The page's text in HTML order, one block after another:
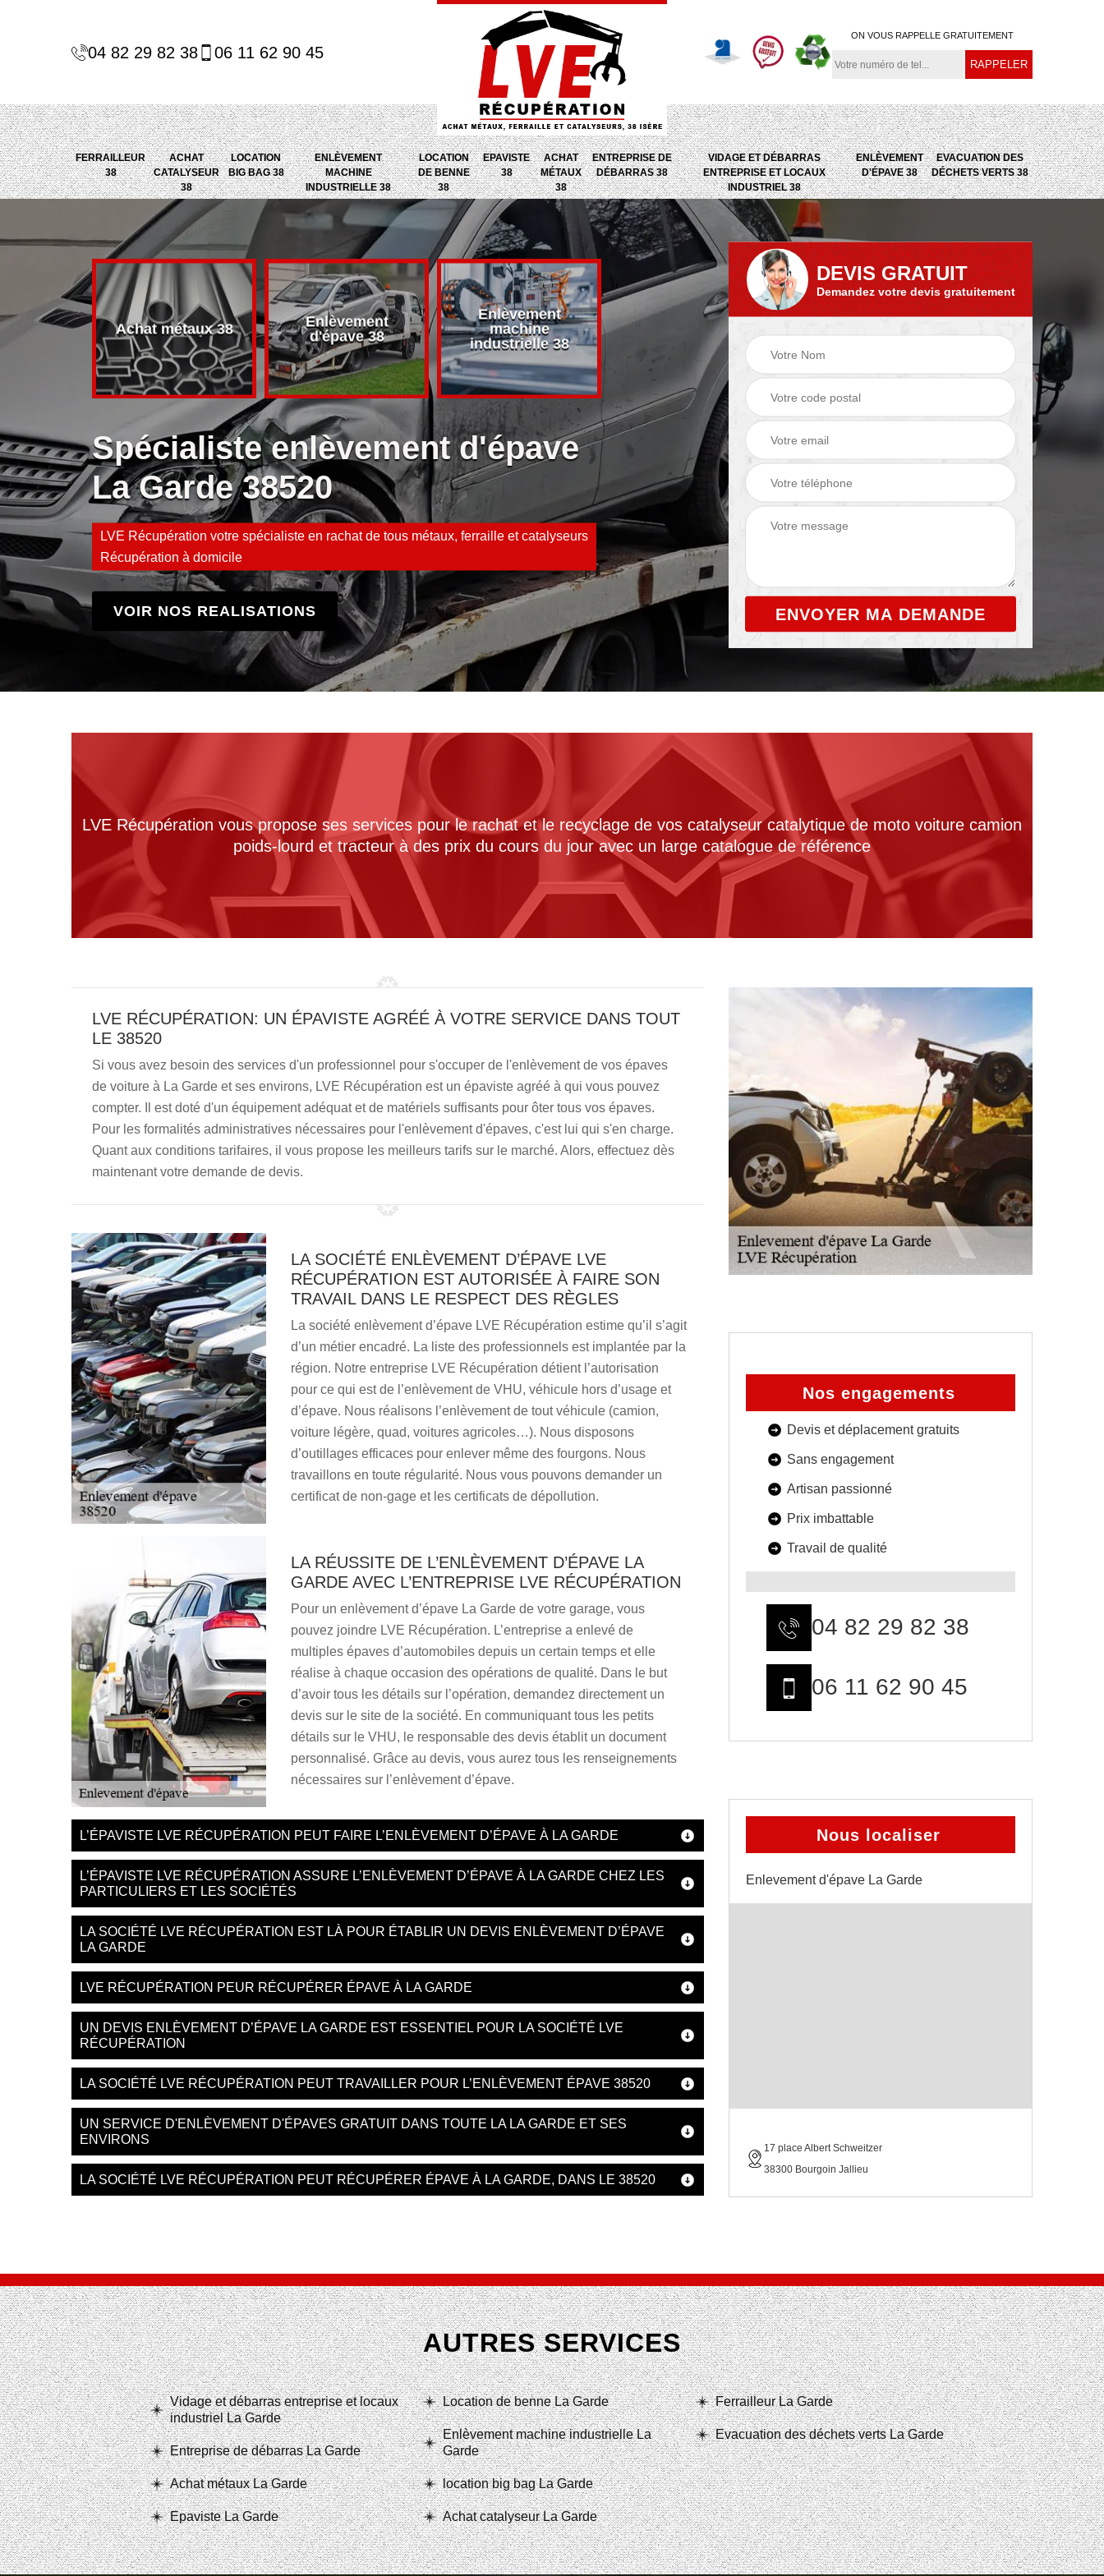
04 82 29 82 38 06 11 62 90 45
ON VOUS RAPPELLE GRATUITEMENT
FERRAILLEUR
38
ACHAT
CATALYSEUR
38
LOCATION
BIG BAG 38
ENLÈVEMENT
MACHINE
INDUSTRIELLE 38
LOCATION
DE BENNE
38
EPAVISTE
38
ACHAT
MÉTAUX
38
ENTREPRISE DE
DÉBARRAS 38
VIDAGE ET DÉBARRAS
ENTREPRISE ET LOCAUX
INDUSTRIEL 38
ENLÈVEMENT
D'ÉPAVE 38
EVACUATION DES
DÉCHETS VERTS 38
38 Achat métaux 38
Enlèvement
d'épave 38
Enlèvement
machine
industrielle 38
Entreprise de
débarras 38
Evacuation des
déchets verts 38
Spécialiste enlèvement d'épave
La Garde 38520
LVE Récupération votre spécialiste en rachat de tous métaux, ferraille et catalyseurs
Récupération à domicile
VOIR NOS REALISATIONS
DEVIS GRATUIT
Demandez votre devis gratuitement
LVE Récupération vous propose ses services pour le rachat et le recyclage de vos catalyseur catalytique de moto voiture camion
poids-lourd et tracteur à des prix du cours du jour avec un large catalogue de référence
LVE RÉCUPÉRATION: UN ÉPAVISTE AGRÉÉ À VOTRE SERVICE DANS TOUT
LE 38520
Si vous avez besoin des services d'un professionnel pour s'occuper de l'enlèvement de vos épaves
de voiture à La Garde et ses environs, LVE Récupération est un épaviste agréé à qui vous pouvez
compter. Il est doté d'un équipement adéquat et de matériels suffisants pour ôter tous vos épaves.
Pour les formalités administratives nécessaires pour l'enlèvement d'épaves, c'est lui qui s'en charge.
Quant aux conditions tarifaires, il vous propose les meilleurs tarifs sur le marché. Alors, effectuez dès
maintenant votre demande de devis.
LA SOCIÉTÉ ENLÈVEMENT D’ÉPAVE LVE
RÉCUPÉRATION EST AUTORISÉE À FAIRE SON
TRAVAIL DANS LE RESPECT DES RÈGLES
La société enlèvement d’épave LVE Récupération estime qu’il s’agit
d’un métier encadré. La liste des professionnels est implantée par la
région. Notre entreprise LVE Récupération détient l’autorisation
pour ce qui est de l’enlèvement de VHU, véhicule hors d’usage et
d’épave. Nous réalisons l’enlèvement de tout véhicule (camion,
voiture légère, quad, voitures agricoles…). Nous disposons
d’outillages efficaces pour enlever même des fourgons. Nous
travaillons en toute régularité. Nous vous pouvons demander un
certificat de non-gage et les certificats de dépollution.
LA RÉUSSITE DE L’ENLÈVEMENT D’ÉPAVE LA
GARDE AVEC L’ENTREPRISE LVE RÉCUPÉRATION
Pour un enlèvement d’épave La Garde de votre garage, vous
pouvez joindre LVE Récupération. L’entreprise a enlevé de
multiples épaves d’automobiles depuis un certain temps et elle
réalise à chaque occasion des opérations de qualité. Dans le but
d’avoir tous les détails sur l’opération, demandez directement un
devis sur le site de la société. En communiquant tous les petits
détails sur le VHU, le responsable des devis établit un document
personnalisé. Grâce au devis, vous aurez tous les renseignements
nécessaires sur l’enlèvement d’épave.
L’ÉPAVISTE LVE RÉCUPÉRATION PEUT FAIRE L’ENLÈVEMENT D’ÉPAVE À LA GARDE
L’ÉPAVISTE LVE RÉCUPÉRATION ASSURE L’ENLÈVEMENT D’ÉPAVE À LA GARDE CHEZ LES
PARTICULIERS ET LES SOCIÉTÉS
LA SOCIÉTÉ LVE RÉCUPÉRATION EST LÀ POUR ÉTABLIR UN DEVIS ENLÈVEMENT D’ÉPAVE
LA GARDE
LVE RÉCUPÉRATION PEUR RÉCUPÉRER ÉPAVE À LA GARDE
UN DEVIS ENLÈVEMENT D’ÉPAVE LA GARDE EST ESSENTIEL POUR LA SOCIÉTÉ LVE
RÉCUPÉRATION
LA SOCIÉTÉ LVE RÉCUPÉRATION PEUT TRAVAILLER POUR L’ENLÈVEMENT ÉPAVE 38520
UN SERVICE D'ENLÈVEMENT D'ÉPAVES GRATUIT DANS TOUTE LA LA GARDE ET SES
ENVIRONS
LA SOCIÉTÉ LVE RÉCUPÉRATION PEUT RÉCUPÉRER ÉPAVE À LA GARDE, DANS LE 38520
Nos engagements
Devis et déplacement gratuits
Sans engagement
Artisan passionné
Prix imbattable
Travail de qualité
04 82 29 82 38
06 11 62 90 45
Nous localiser
Enlevement d'épave La Garde
17 place Albert Schweitzer
38300 Bourgoin Jallieu
AUTRES SERVICES
Vidage et débarras entreprise et locaux
industriel La Garde
Entreprise de débarras La Garde
Achat métaux La Garde
Epaviste La Garde
Location de benne La Garde
Enlèvement machine industrielle La
Garde
location big bag La Garde
Achat catalyseur La Garde
Ferrailleur La Garde
Evacuation des déchets verts La Garde